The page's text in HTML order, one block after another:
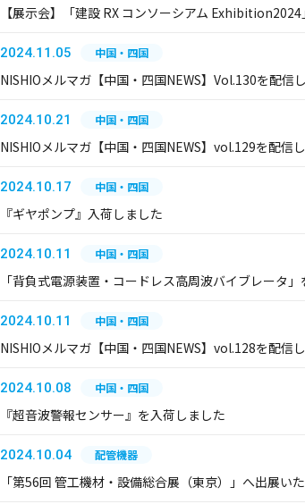
【展示会】「建設 RX コンソーシアム Exhibition2024
2024.11.05 中国・四国
NISHIOメルマガ【中国・四国NEWS】Vol.130を配信
2024.10.21 中国・四国
NISHIOメルマガ【中国・四国NEWS】vol.129を配信
2024.10.17 中国・四国
『ギヤポンプ』入荷しました
2024.10.11 中国・四国
「背負式電源装置・コードレス高周波バイブレータ
2024.10.11 中国・四国
NISHIOメルマガ【中国・四国NEWS】vol.128を配信
2024.10.08 中国・四国
『超音波警報センサー』を入荷しました
2024.10.04 配管機器
「第56回 管工機材・設備総合展（東京）」へ出展いた